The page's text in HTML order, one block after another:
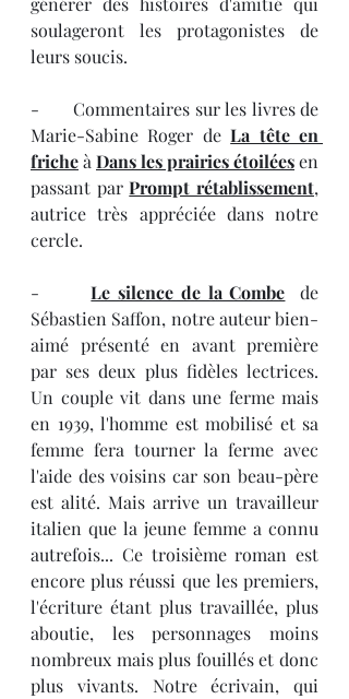
soulageront les protagonistes de
leurs soucis.
-       Commentaires sur les livres de
Marie-Sabine Roger de La tête en
friche à Dans les prairies étoilées en
passant par Prompt rétablissement,
autrice très appréciée dans notre
cercle.
- Le silence de la Combe
  de
Sébastien Saffon, notre auteur bien-
aimé présenté en avant première
par ses deux plus fidèles lectrices.
Un couple vit dans une ferme mais
en 1939, l'homme est mobilisé et sa
femme fera tourner la ferme avec
l'aide des voisins car son beau-père
est alité. Mais arrive un travailleur
italien que la jeune femme a connu
autrefois... Ce troisième roman est
encore plus réussi que les premiers,
l'écriture étant plus travaillée, plus
aboutie, les personnages moins
nombreux mais plus fouillés et donc
plus vivants. Notre écrivain, qui